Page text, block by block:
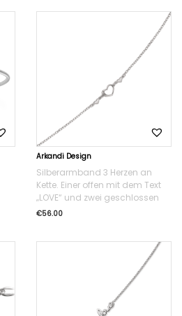
Arkandi Design
Silberarmband 3 Herzen an
Kette. Einer offen mit dem Text
„LOVE“ und zwei geschlossen
€56.00